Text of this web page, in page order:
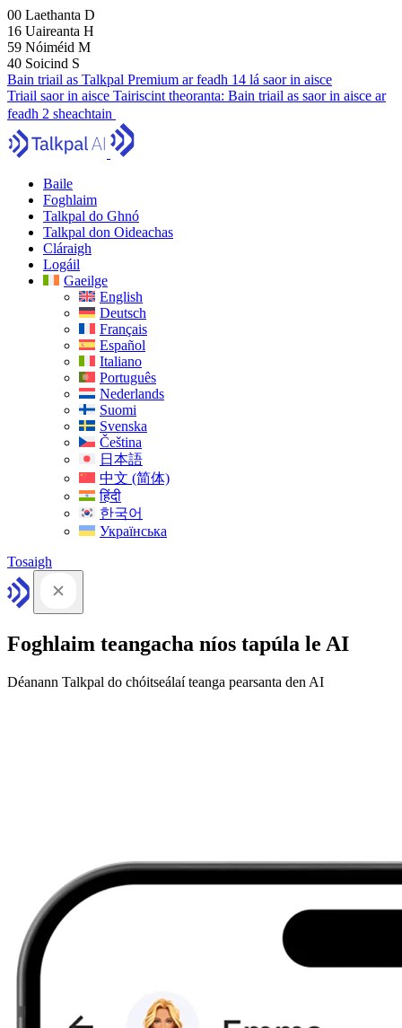
00 Laethanta D
16 Uaireanta H
59 Nóiméid M
39 Soicind S
Bain triail as Talkpal Premium ar feadh 14 lá saor in aisce
Triail saor in aisce Tairiscint theoranta: Bain triail as saor in aisce ar
feadh 2 sheachtain
Baile
Foghlaim
Talkpal do Ghnó
Talkpal don Oideachas
Cláraigh
Logáil
Gaeilge
English
Deutsch
Français
Español
Italiano
Português
Nederlands
Suomi
Svenska
Čeština
日本語
中文 (简体)
हिंदी
한국어
Українська
Tosaigh
Foghlaim teangacha níos tapúla le AI
Déanann Talkpal do chóitseálaí teanga pearsanta den AI